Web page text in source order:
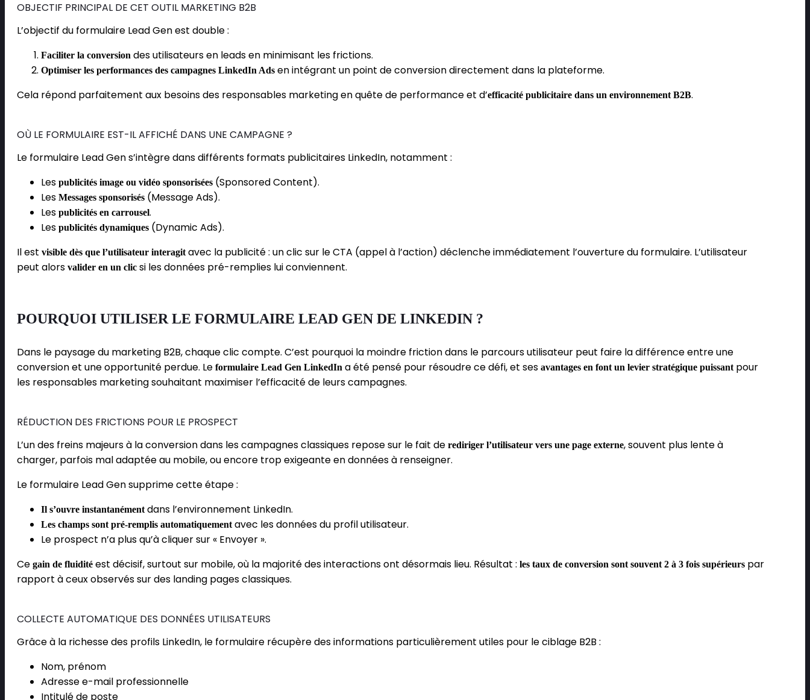
OBJECTIF PRINCIPAL DE CET OUTIL MARKETING B2B
L’objectif du formulaire Lead Gen est double :
Faciliter la conversion des utilisateurs en leads en minimisant les frictions.
Optimiser les performances des campagnes LinkedIn Ads en intégrant un point de conversion directement dans la plateforme.
Cela répond parfaitement aux besoins des responsables marketing en quête de performance et d’efficacité publicitaire dans un environnement B2B.
OÙ LE FORMULAIRE EST-IL AFFICHÉ DANS UNE CAMPAGNE ?
Le formulaire Lead Gen s’intègre dans différents formats publicitaires LinkedIn, notamment :
Les publicités image ou vidéo sponsorisées (Sponsored Content).
Les Messages sponsorisés (Message Ads).
Les publicités en carrousel.
Les publicités dynamiques (Dynamic Ads).
Il est visible dès que l’utilisateur interagitavec la publicité : un clic sur le CTA (appel à l’action) déclenche immédiatement l’ouverture du formulaire. L’utilisateur
peut alors valider en un clic si les données pré-remplies lui conviennent.
POURQUOI UTILISER LE FORMULAIRE LEAD GEN DE LINKEDIN ?
Dans le paysage du marketing B2B, chaque clic compte. C’est pourquoi la moindre friction dans le parcours utilisateur peut faire la différence entre une
conversion et une opportunité perdue. Le formulaire Lead Gen LinkedIn a été pensé pour résoudre ce défi, et ses avantages en font un levier stratégique puissantpour
les responsables marketing souhaitant maximiser l’efficacité de leurs campagnes.
RÉDUCTION DES FRICTIONS POUR LE PROSPECT
L’un des freins majeurs à la conversion dans les campagnes classiques repose sur le fait de rediriger l’utilisateur vers une page externe, souvent plus lente à
charger, parfois mal adaptée au mobile, ou encore trop exigeante en données à renseigner.
Le formulaire Lead Gen supprime cette étape :
Il s’ouvre instantanémentdans l’environnement LinkedIn.
Les champs sont pré-remplis automatiquementavec les données du profil utilisateur.
Le prospect n’a plus qu’à cliquer sur « Envoyer ».
Ce gain de fluidité est décisif, surtout sur mobile, où la majorité des interactions ont désormais lieu. Résultat : les taux de conversion sont souvent 2 à 3 fois supérieurs par
rapport à ceux observés sur des landing pages classiques.
COLLECTE AUTOMATIQUE DES DONNÉES UTILISATEURS
Grâce à la richesse des profils LinkedIn, le formulaire récupère des informations particulièrement utiles pour le ciblage B2B :
Nom, prénom
Adresse e-mail professionnelle
Intitulé de poste